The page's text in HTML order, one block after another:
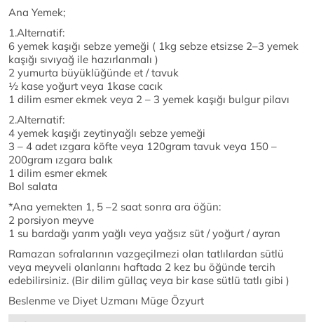
Ana Yemek;
1.Alternatif:
6 yemek kaşığı sebze yemeği ( 1kg sebze etsizse 2–3 yemek
kaşığı sıvıyağ ile hazırlanmalı )
2 yumurta büyüklüğünde et / tavuk
½ kase yoğurt veya 1kase cacık
1 dilim esmer ekmek veya 2 – 3 yemek kaşığı bulgur pilavı
2.Alternatif:
4 yemek kaşığı zeytinyağlı sebze yemeği
3 – 4 adet ızgara köfte veya 120gram tavuk veya 150 –
200gram ızgara balık
1 dilim esmer ekmek
Bol salata
*Ana yemekten 1, 5 –2 saat sonra ara öğün:
2 porsiyon meyve
1 su bardağı yarım yağlı veya yağsız süt / yoğurt / ayran
Ramazan sofralarının vazgeçilmezi olan tatlılardan sütlü
veya meyveli olanlarını haftada 2 kez bu öğünde tercih
edebilirsiniz. (Bir dilim güllaç veya bir kase sütlü tatlı gibi )
Beslenme ve Diyet Uzmanı Müge Özyurt